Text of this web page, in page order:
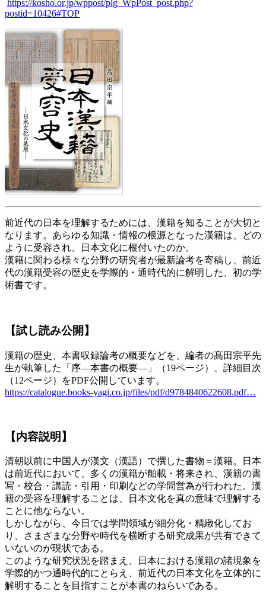
https://kosho.or.jp/wppost/plg_WpPost_post.php?
postid=10426#TOP
前近代の日本を理解するためには、漢籍を知ることが大切と
なります。あらゆる知識・情報の根源となった漢籍は、どの
ように受容され、日本文化に根付いたのか。
漢籍に関わる様々な分野の研究者が最新論考を寄稿し、前近
代の漢籍受容の歴史を学際的・通時代的に解明した、初の学
術書です。
【試し読み公開】
漢籍の歴史、本書収録論考の概要などを、編者の髙田宗平先
生が執筆した「序―本書の概要―」（19ページ）、詳細目次
（12ページ）をPDF公開しています。
https://catalogue.books-yagi.co.jp/files/pdf/d9784840622608.pdf…
【内容説明】
清朝以前に中国人が漢文（漢語）で撰した書物＝漢籍。日本
は前近代において、多くの漢籍が舶載・将来され、漢籍の書
写・校合・講読・引用・印刷などの学問営為が行われた。漢
籍の受容を理解することは、日本文化を真の意味で理解する
ことに他ならない。
しかしながら、今日では学問領域が細分化・精緻化してお
り、さまざまな分野や時代を横断する研究成果が共有できて
いないのが現状である。
このような研究状況を踏まえ、日本における漢籍の諸現象を
学際的かつ通時代的にとらえ、前近代の日本文化を立体的に
解明することを目指すことが本書のねらいである。